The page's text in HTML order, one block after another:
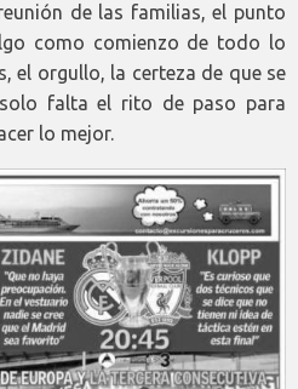
de las familias, el punto
como comienzo de todo lo
el orgullo, la certeza de que se
falta el rito de paso para
lo mejor.